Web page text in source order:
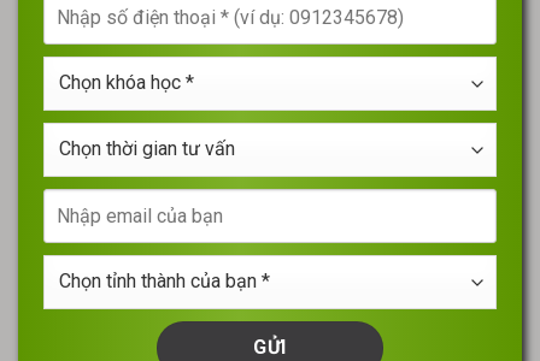
của
bạn
*
số
điện
thoại
khóa
học
thời
gian
tư
vấnemail
của
bạn
tỉnh